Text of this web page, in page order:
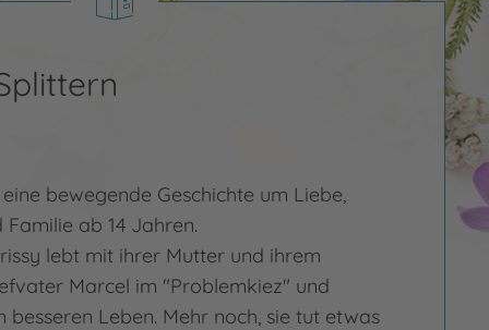
bewegende Geschichte um Liebe,
ab 14 Jahren.
lebt mit ihrer Mutter und ihrem
Marcel im "Problemkiez" und
Leben. Mehr noch, sie tut etwas